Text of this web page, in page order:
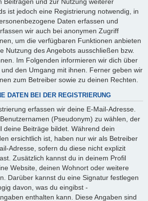
ist jedoch eine Registrierung notwendig, in
Daten erfassen und
wir auch bei anonymen Zugriff
um die verfügbaren Funktionen anbieten
Nutzung des Angebots ausschließen bzw.
Im Folgenden informieren wir dich über
den Umgang mit ihnen. Ferner geben wir
zum Betreiber sowie zu deinen Rechten.
DATEN BEI DER REGISTRIERUNG
erfassen wir deine E-Mail-Adresse.
(Pseudonym) zu wählen, der
deine Beiträge bildet. Während dein
ersichtlich ist, haben nur wir als Betreiber
Adresse, sofern du diese nicht explizit
Zusätzlich kannst du in deinem Profil
Website, deinen Wohnort oder weitere
Darüber kannst du eine Signatur festlegen
davon, was du eingibst -
enthalten kann. Diese Angaben sind